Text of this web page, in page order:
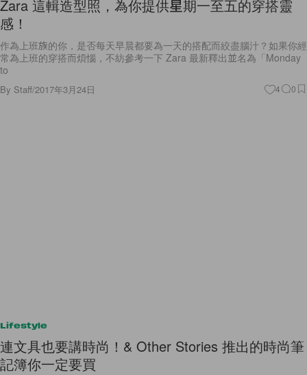
Zara 這輯造型照，為你提供星期一至五的穿搭靈
感！
作為上班族的你，是否每天早晨都要為一天的搭配而絞盡腦汁？如果你經
常為上班的穿搭而煩惱，不紡參考一下 Zara 最新釋出並名為「Monday
to
By Staff/2017年3月24日 4 0
Lifestyle
連文具也要講時尚！& Other Stories 推出的時尚筆
記簿你一定要買